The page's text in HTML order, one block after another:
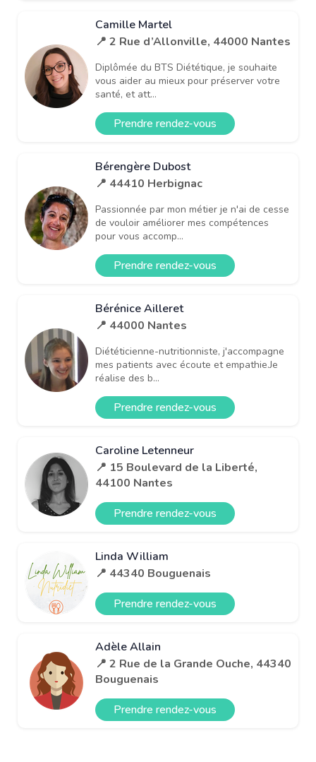
Camille Martel
📍 2 Rue d’Allonville, 44000 Nantes
Diplômée du BTS Diététique, je souhaite
vous aider au mieux pour préserver votre
santé, et att...
Prendre rendez-vous
Bérengère Dubost
📍 44410 Herbignac
Passionnée par mon métier je n'ai de cesse
de vouloir améliorer mes compétences
pour vous accomp...
Prendre rendez-vous
Bérénice Ailleret
📍 44000 Nantes
Diététicienne-nutritionniste, j'accompagne
mes patients avec écoute et empathie.Je
réalise des b...
Prendre rendez-vous
Caroline Letenneur
📍 15 Boulevard de la Liberté,
44100 Nantes
Prendre rendez-vous
Linda William
📍 44340 Bouguenais
Prendre rendez-vous
Adèle Allain
📍 2 Rue de la Grande Ouche, 44340
Bouguenais
Prendre rendez-vous